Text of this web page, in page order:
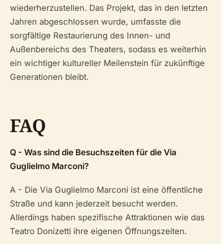
wiederherzustellen. Das Projekt, das in den letzten
Jahren abgeschlossen wurde, umfasste die
sorgfältige Restaurierung des Innen- und
Außenbereichs des Theaters, sodass es weiterhin
ein wichtiger kultureller Meilenstein für zukünftige
Generationen bleibt.
FAQ
Q - Was sind die Besuchszeiten für die Via
Guglielmo Marconi?
A - Die Via Guglielmo Marconi ist eine öffentliche
Straße und kann jederzeit besucht werden.
Allerdings haben spezifische Attraktionen wie das
Teatro Donizetti ihre eigenen Öffnungszeiten.